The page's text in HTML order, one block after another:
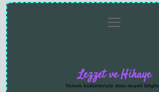
menüyü
aç
Lezzet ve Hikaye
Yemek kültürleriyle dolu neşeli